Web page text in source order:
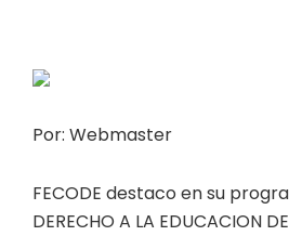
Por: Webmaster
FECODE destaco en su
DERECHO A LA EDUCACION